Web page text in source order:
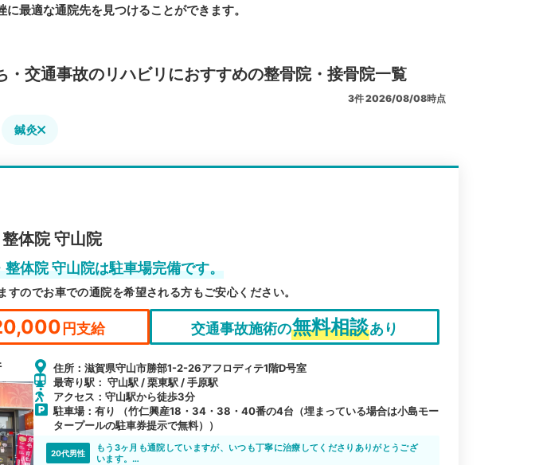
最適な通院先を見つけることができます。
・交通事故のリハビリにおすすめの整骨院・接骨院一覧
3件2026/08/08時点
鍼灸
体院 守山院
体院 守山院は駐車場完備です。
すのでお車での通院を希望される方もご安心ください。
円支給 交通事故施術の無料相談あり
住所：滋賀県守山市勝部1-2-26アフロディテ1階D号室
最寄り駅： 守山駅 / 栗東駅 / 手原駅
アクセス：守山駅から徒歩3分
駐車場：有り （竹仁興産18・34・38・40番の4台（埋まっている場合は小島モー
タープールの駐車券提示で無料））
20代男性
もう3ヶ月も通院していますが、いつも丁寧に治療してくださりありがとうござ
います。